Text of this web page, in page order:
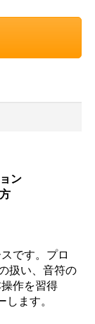
ン
です。プロ
扱い、音符の
作を習得
ます。